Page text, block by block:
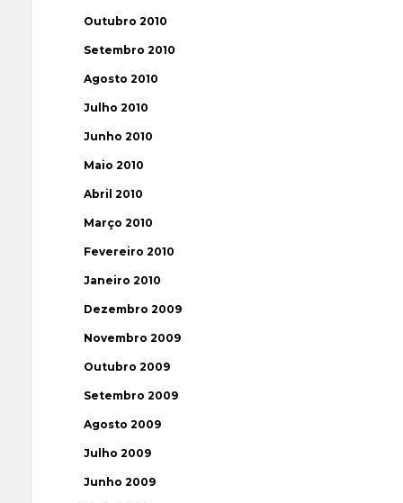
Outubro 2010
Setembro 2010
Agosto 2010
Julho 2010
Junho 2010
Maio 2010
Abril 2010
Março 2010
Fevereiro 2010
Janeiro 2010
Dezembro 2009
Novembro 2009
Outubro 2009
Setembro 2009
Agosto 2009
Julho 2009
Junho 2009